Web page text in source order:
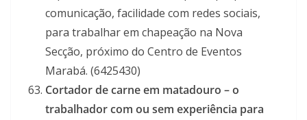
comunicação, facilidade com redes sociais,
para trabalhar em chapeação na Nova
Secção, próximo do Centro de Eventos
Marabá. (6425430)
Cortador de carne em matadouro – o
trabalhador com ou sem experiência para